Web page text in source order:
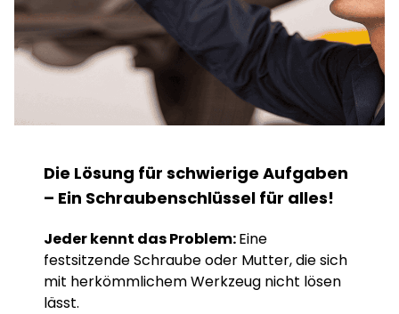
Die Lösung für schwierige Aufgaben
– Ein Schraubenschlüssel für alles!
Jeder kennt das Problem:Eine
festsitzende Schraube oder Mutter, die sich
mit herkömmlichem Werkzeug nicht lösen
lässt.